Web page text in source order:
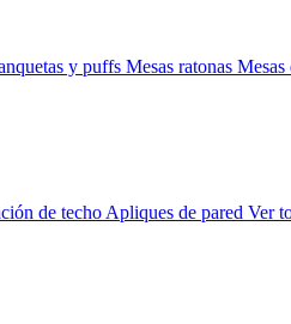
y puffs Mesas ratonas Mesas
de techo Apliques de pared Ver